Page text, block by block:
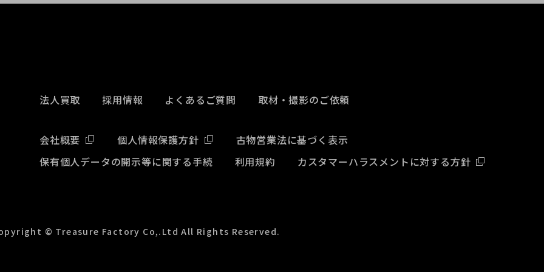
法人買取 採用情報 よくあるご質問 取材・撮影のご依頼
会社概要 個人情報保護方針
古物営業法に基づく表示
保有個人データの開示等に関する手続
利用規約 カスタマーハラスメントに対する方針
© Treasure Factory Co,.Ltd All Rights Reserved.